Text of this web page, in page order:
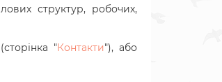
структур, робочих,
"Контакти"), або